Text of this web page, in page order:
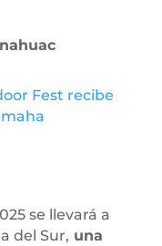
Fest recibe
se llevará a
del Sur, una